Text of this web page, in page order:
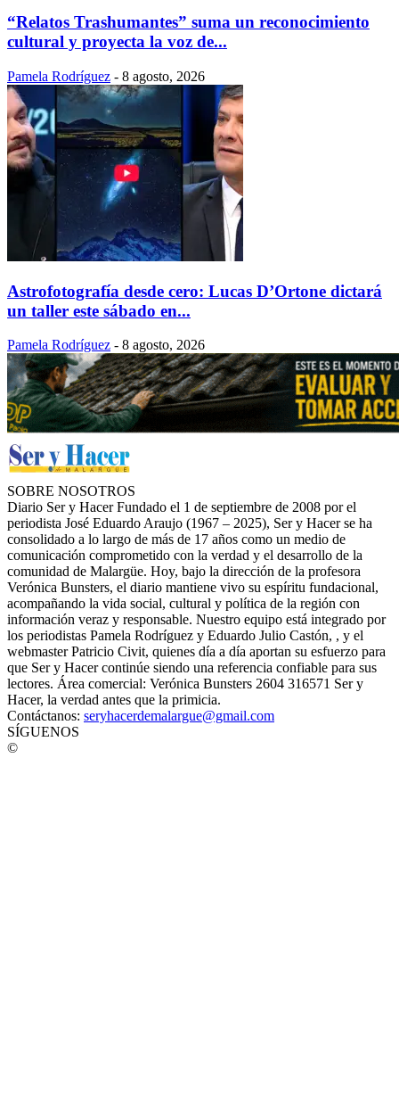
“Relatos Trashumantes” suma un reconocimiento
cultural y proyecta la voz de...
Pamela Rodríguez - 8 agosto, 2026
Astrofotografía desde cero: Lucas D’Ortone dictará
un taller este sábado en...
Pamela Rodríguez - 8 agosto, 2026
SOBRE NOSOTROS
Diario Ser y Hacer Fundado el 1 de septiembre de 2008 por el
periodista José Eduardo Araujo (1967 – 2025), Ser y Hacer se ha
consolidado a lo largo de más de 17 años como un medio de
comunicación comprometido con la verdad y el desarrollo de la
comunidad de Malargüe. Hoy, bajo la dirección de la profesora
Verónica Bunsters, el diario mantiene vivo su espíritu fundacional,
acompañando la vida social, cultural y política de la región con
información veraz y responsable. Nuestro equipo está integrado por
los periodistas Pamela Rodríguez y Eduardo Julio Castón, , y el
webmaster Patricio Civit, quienes día a día aportan su esfuerzo para
que Ser y Hacer continúe siendo una referencia confiable para sus
lectores. Área comercial: Verónica Bunsters 2604 316571 Ser y
Hacer, la verdad antes que la primicia.
Contáctanos: seryhacerdemalargue@gmail.com
SÍGUENOS
©